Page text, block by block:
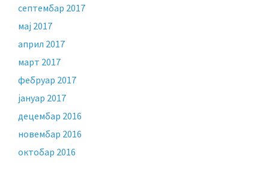
септембар 2017
мај 2017
април 2017
март 2017
фебруар 2017
јануар 2017
децембар 2016
новембар 2016
октобар 2016